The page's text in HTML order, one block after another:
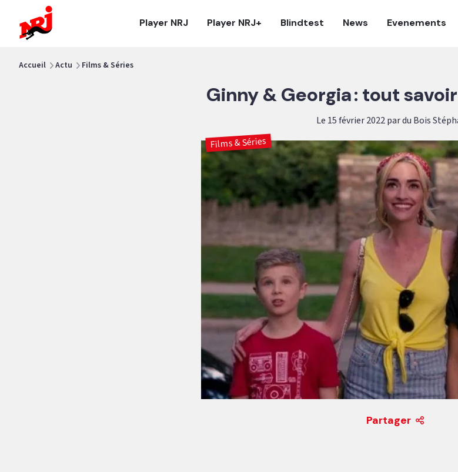
Player NRJ Player NRJ+ Blindtest News Evenements
Accueil Actu Films & Séries
Ginny & Georgia : tout
Le 15 février 2022 par du Bois
Films & Séries
Partager